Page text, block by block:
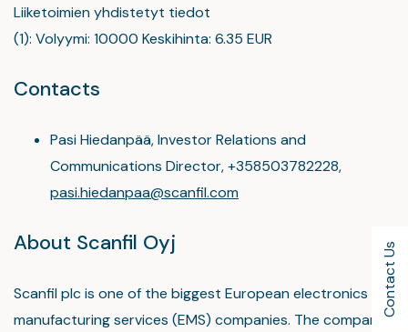
Contact Us
Liiketoimien yhdistetyt tiedot
(1): Volyymi: 10000 Keskihinta: 6.35 EUR
Contacts
Pasi Hiedanpää, Investor Relations and
Communications Director, +358503782228,
pasi.hiedanpaa@scanfil.com
About Scanfil Oyj
Scanfil plc is one of the biggest European electronics
manufacturing services (EMS) companies. The company